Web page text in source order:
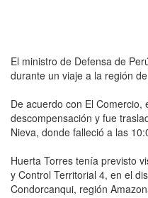
El ministro de Defensa de
durante un viaje a la región
De acuerdo con El Comercio,
descompensación y fue
Nieva, donde falleció a las
Huerta Torres tenía previsto
y Control Territorial 4, en el
Condorcanqui, región